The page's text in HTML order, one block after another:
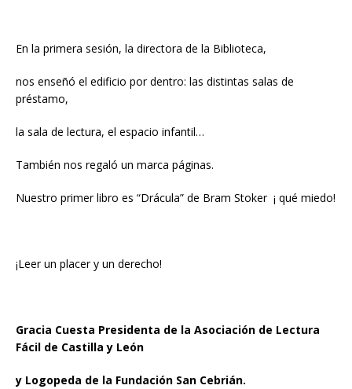
En la primera sesión, la directora de la Biblioteca,
nos enseñó el edificio por dentro: las distintas salas de
préstamo,
la sala de lectura, el espacio infantil…
También nos regaló un marca páginas.
Nuestro primer libro es “Drácula” de Bram Stoker ¡ qué miedo!
¡Leer un placer y un derecho!
Gracia Cuesta Presidenta de la Asociación de Lectura
Fácil de Castilla y León
y Logopeda de la Fundación San Cebrián.